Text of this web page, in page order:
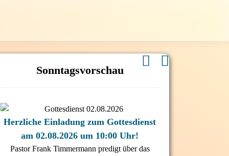
Sonntagsvorschau
Herzliche Einladung zum Gottesdienst
am 02.08.2026 um 10:00 Uhr!
Pastor Frank Timmermann predigt über das